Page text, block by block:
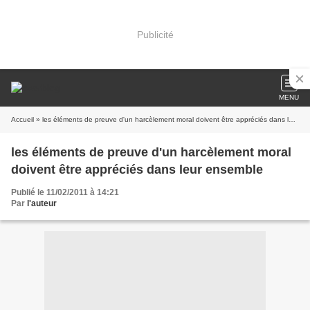
Publicité
MENU
Accueil » les éléments de preuve d'un harcèlement moral doivent être appréciés dans leur ensemble
les éléments de preuve d'un harcèlement moral
doivent être appréciés dans leur ensemble
Publié le 11/02/2011 à 14:21
Par l'auteur